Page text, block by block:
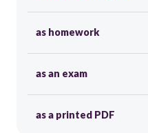
as homework
as an exam
as a printed PDF